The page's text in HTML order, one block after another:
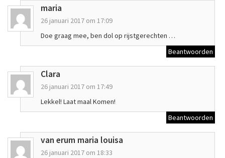
maria
26 januari 2017 om 17:09
Doe graag mee, ben dol op rijstgerechten …
Beantwoorden
Clara
26 januari 2017 om 17:49
Lekkel! Laat maal Komen!
Beantwoorden
van erum maria louisa
26 januari 2017 om 18:33